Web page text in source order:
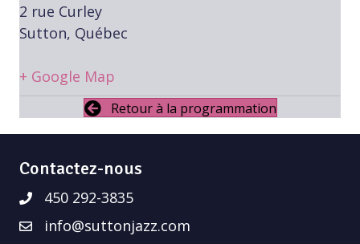
2 rue Curley
Sutton, Québec
+ Google Map
Retour à la programmation
Contactez-nous
450 292-3835
info@suttonjazz.com